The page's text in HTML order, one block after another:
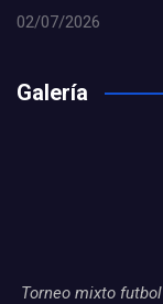
02/07/2026
Galería
Torneo mixto futbol